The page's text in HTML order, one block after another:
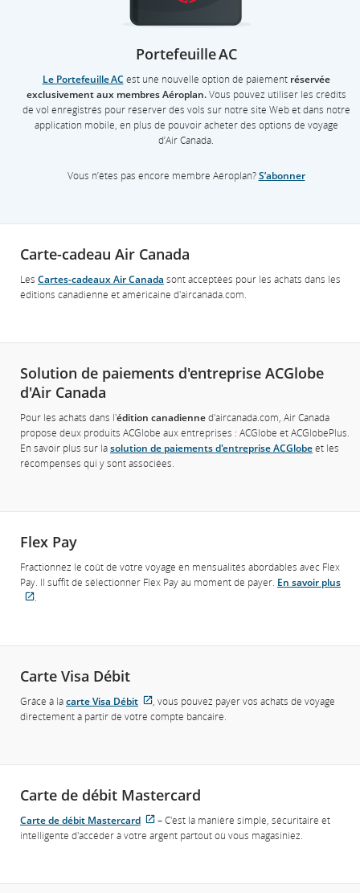
Portefeuille AC
Le Portefeuille AC est une nouvelle option de paiement réservée
exclusivement aux membres Aéroplan.Vous pouvez utiliser les crédits
de vol enregistrés pour réserver des vols sur notre site Web et dans notre
application mobile, en plus de pouvoir acheter des options de voyage
d’Air Canada.
Vous n’êtes pas encore membre Aéroplan?S’abonner
Carte-cadeau Air Canada
Les Cartes-cadeaux Air Canada sont acceptées pour les achats dans les
éditions canadienne et américaine d'aircanada.com.
Solution de paiements d'entreprise ACGlobe
d'Air Canada
Pour les achats dans l'édition canadienned'aircanada.com, Air Canada
propose deux produits ACGlobe aux entreprises : ACGlobe et ACGlobePlus.
En savoir plus sur lasolution de paiements d'entreprise ACGlobeet les
récompenses qui y sont associées.
Flex Pay
Fractionnez le coût de votre voyage en mensualités abordables avec Flex
Pay. Il suffit de sélectionner Flex Pay au moment de payer. En savoir plus
pourrait
ne
pas
respecter
d’accessibilité
les
préférences
.
Carte Visa Débit
Grâce à lacarte Visa Débit
Site
ne
pas
respecter
les
matière
, vous pouvez payer vos achats de voyage
directement à partir de votre compte bancaire.
Carte de débit Mastercard
Carte de débit Mastercard
Site
– C'est la manière simple, sécuritaire et
intelligente d'accéder à votre argent partout où vous magasiniez.